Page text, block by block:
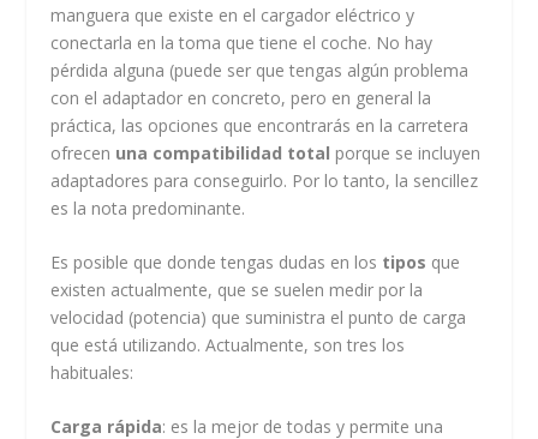
manguera que existe en el cargador eléctrico y
conectarla en la toma que tiene el coche. No hay
pérdida alguna (puede ser que tengas algún problema
con el adaptador en concreto, pero en general la
práctica, las opciones que encontrarás en la carretera
ofrecen una compatibilidad total porque se incluyen
adaptadores para conseguirlo. Por lo tanto, la sencillez
es la nota predominante.
Es posible que donde tengas dudas en los tipos que
existen actualmente, que se suelen medir por la
velocidad (potencia) que suministra el punto de carga
que está utilizando. Actualmente, son tres los
habituales:
Carga rápida: es la mejor de todas y permite una